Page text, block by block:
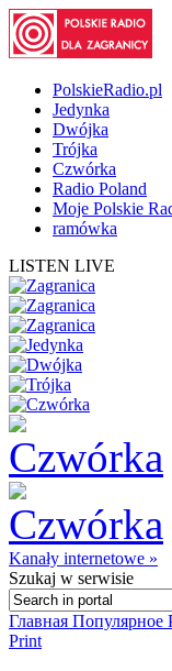
PolskieRadio.pl
Jedynka
Dwójka
Trójka
Czwórka
Radio Poland
Moje Polskie
ramówka
LISTEN LIVE
Kanały internetowe »
Szukaj w serwisie
Главная Популярное
Print